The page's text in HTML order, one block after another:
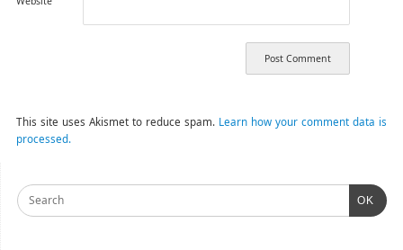
This site uses Akismet to reduce spam. Learn how your comment data is
processed.
OK